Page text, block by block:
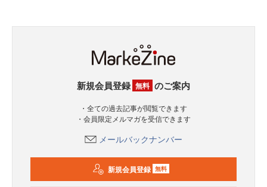
新規会員登録 無料 のご案内
・全ての過去記事が閲覧できます
・会員限定メルマガを受信できます
メールバックナンバー
新規会員登録 無料